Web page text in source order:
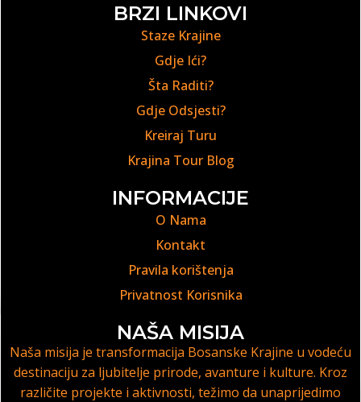
BRZI LINKOVI
Staze Krajine
Gdje Ići?
Šta Raditi?
Gdje Odsjesti?
Kreiraj Turu
Krajina Tour Blog
INFORMACIJE
O Nama
Kontakt
Pravila korištenja
Privatnost Korisnika
NAŠA MISIJA
Naša misija je transformacija Bosanske Krajine u vodeću
destinaciju za ljubitelje prirode, avanture i kulture. Kroz
različite projekte i aktivnosti, težimo da unaprijedimo